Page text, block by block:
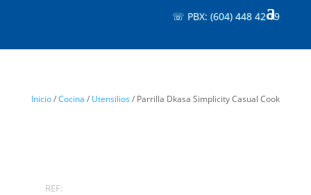
☏ PBX: (604) 448 42 19
Inicio/Cocina / Utensilios / Parrilla Dkasa Simplicity Casual Cook
REF: